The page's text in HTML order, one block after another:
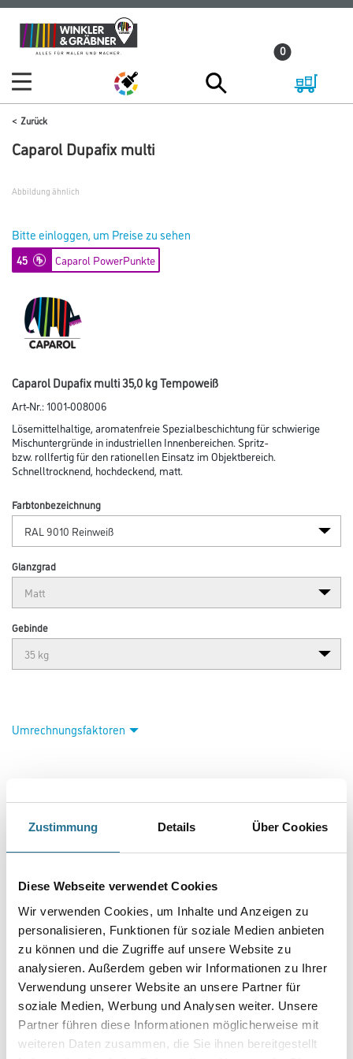
Zustimmung Details Über Cookies
Diese Webseite verwendet Cookies
Wir verwenden Cookies, um Inhalte und Anzeigen zu
personalisieren, Funktionen für soziale Medien anbieten
zu können und die Zugriffe auf unsere Website zu
analysieren. Außerdem geben wir Informationen zu Ihrer
Verwendung unserer Website an unsere Partner für
soziale Medien, Werbung und Analysen weiter. Unsere
Partner führen diese Informationen möglicherweise mit
weiteren Daten zusammen, die Sie ihnen bereitgestellt
Zum
Inhalt
Zum
Navigationsmenü
0
Zurück
Caparol Dupafix multi
Abbildung ähnlich
Bitte einloggen, um Preise zu sehen
45 Caparol PowerPunkte
Caparol Dupafix multi 35,0 kg Tempoweiß
Art-Nr.:1001-008006
Lösemittelhaltige, aromatenfreie Spezialbeschichtung für schwierige
Mischuntergründe in industriellen Innenbereichen. Spritz-
bzw. rollfertig für den rationellen Einsatz im Objektbereich.
Schnelltrocknend, hochdeckend, matt.
Farbtonbezeichnung
Glanzgrad
Gebinde
Umrechnungsfaktoren
PRODUKTEIGENSCHAFTEN
Produkteigenschaft
- Scheuerbeständig
- Spritz- und rollfertige Konsistenz
- Leichte, rationelle Verarbeitung
- Gute Haftung
- Aromatenfrei
- Hohes Deckvermögen, so dass meistens nur eine Beschichtung
erforderlich ist